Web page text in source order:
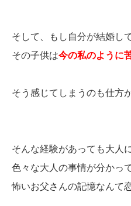
そして、もし自分が結婚し
その子供は今の私のように
そう感じてしまうのも仕方
そんな経験があっても大人
色々な大人の事情が分かっ
怖いお父さんの記憶なんて